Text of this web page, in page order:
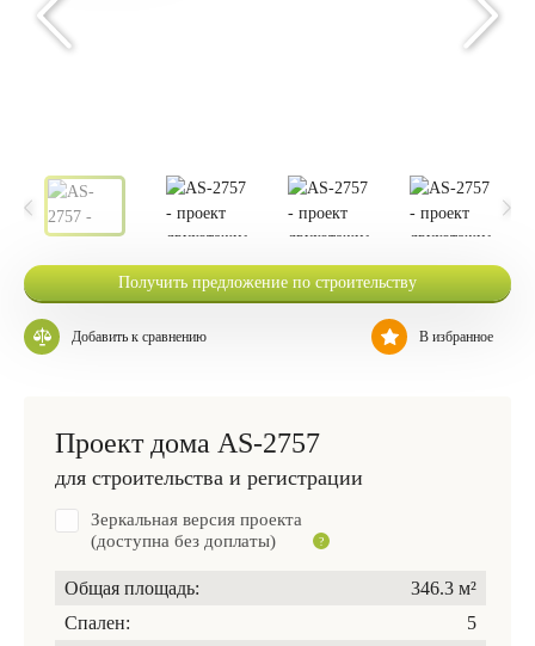
Получить предложение по строительству
Добавить к сравнению В избранное
Проект дома AS-2757
для строительства и регистрации
Зеркальная версия проекта
(доступна без доплаты)
Общая площадь:
346.3 м²
Спален:
5